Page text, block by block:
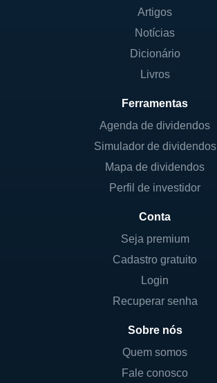
Artigos
Notícias
Dicionário
Livros
Ferramentas
Agenda de dividendos
Simulador de dividendos
Mapa de dividendos
Perfil de investidor
Conta
Seja premium
Cadastro gratuito
Login
Recuperar senha
Sobre nós
Quem somos
Fale conosco